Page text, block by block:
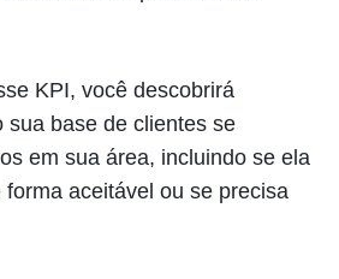
KPI, você descobrirá
sua base de clientes se
em sua área, incluindo se ela
aceitável ou se precisa